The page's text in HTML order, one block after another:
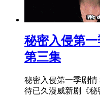
秘密入侵第
第三集
秘密入侵第一季剧情
待已久漫威新剧《